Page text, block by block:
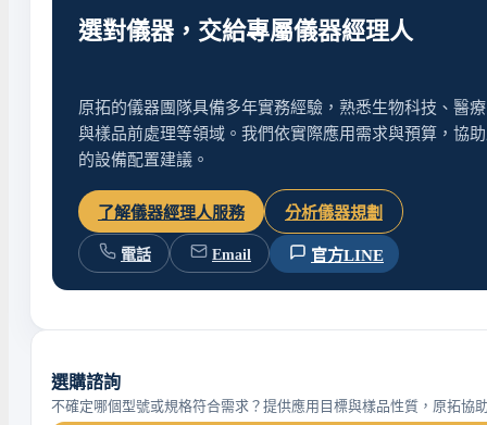
選對儀器，交給專屬儀器經理人
原拓的儀器團隊具備多年實務經驗，熟悉生物科技、醫
與樣品前處理等領域。我們依實際應用需求與預算，協
的設備配置建議。
了解儀器經理人服務 分析儀器規劃
電話 Email 官方LINE
選購諮詢
不確定哪個型號或規格符合需求？提供應用目標與樣品性質，原拓協